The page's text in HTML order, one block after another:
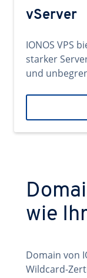
vServer
IONOS VPS
starker
und
wie
Domain von
Wildcard-